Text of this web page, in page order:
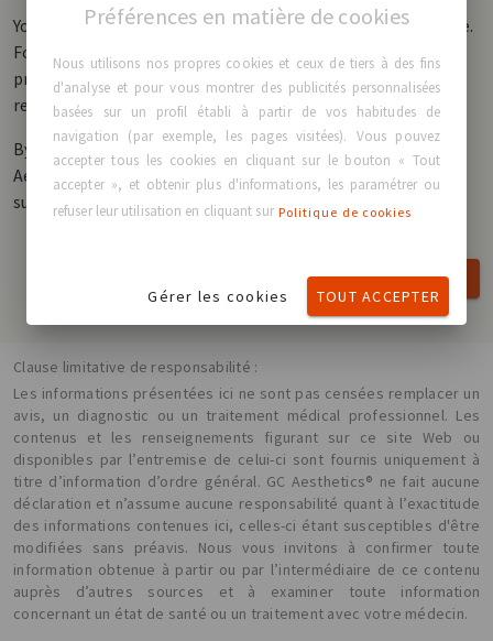
You can unsubscribe from these communications at any time.
For more information on how to unsubscribe, our privacy
practices, and how we are committed to protecting and
respecting your privacy, please review our Privacy Policy.
By clicking submit below, you consent to allow GC
Aesthetics® to store and process the personal information
submitted above to provide you the content requested.
SUBMIT
Clause limitative de responsabilité :
Les informations présentées ici ne sont pas censées remplacer un
avis, un diagnostic ou un traitement médical professionnel. Les
contenus et les renseignements figurant sur ce site Web ou
disponibles par l’entremise de celui-ci sont fournis uniquement à
titre d’information d’ordre général. GC Aesthetics® ne fait aucune
déclaration et n’assume aucune responsabilité quant à l’exactitude
des informations contenues ici, celles-ci étant susceptibles d'être
modifiées sans préavis. Nous vous invitons à confirmer toute
information obtenue à partir ou par l’intermédiaire de ce contenu
auprès d’autres sources et à examiner toute information
concernant un état de santé ou un traitement avec votre médecin.
Préférences en matière de cookies
Nous utilisons nos propres cookies et ceux de tiers à des fins
d'analyse et pour vous montrer des publicités personnalisées
basées sur un profil établi à partir de vos habitudes de
navigation (par exemple, les pages visitées). Vous pouvez
accepter tous les cookies en cliquant sur le bouton « Tout
accepter », et obtenir plus d'informations, les paramétrer ou
refuser leur utilisation en cliquant sur Politique de cookies
Gérer les cookies TOUT ACCEPTER